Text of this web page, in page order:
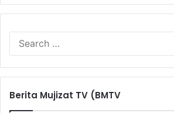
Berita Mujizat TV (BMTV